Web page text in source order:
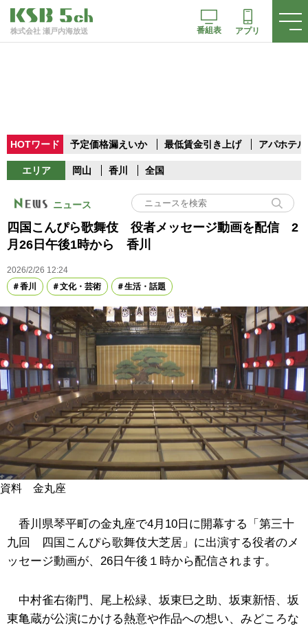
株式会社 瀬戸内海放送 番組表 アプリ
HOTワード 予定価格漏えいか 最低賃金引き上げ アパホテル
エリア 岡山 香川 全国
ニュース
四国こんぴら歌舞伎 役者メッセージ動画を配信 2
月26日午後1時から 香川
2026/2/26 12:24
香川
文化・芸術 生活・話題
資料 金丸座
香川県琴平町の金丸座で4月10日に開幕する「第三十
九回 四国こんぴら歌舞伎大芝居」に出演する役者のメ
ッセージ動画が、26日午後１時から配信されます。
中村雀右衛門、尾上松緑、坂東巳之助、坂東新悟、坂
東亀蔵が公演にかける熱意や作品への想い、みどころな